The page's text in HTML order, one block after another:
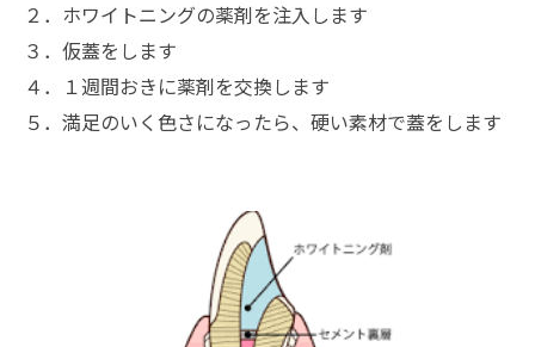
２．ホワイトニングの薬剤を注入します
３．仮蓋をします
４．１週間おきに薬剤を交換します
５．満足のいく色さになったら、硬い素材で蓋をします